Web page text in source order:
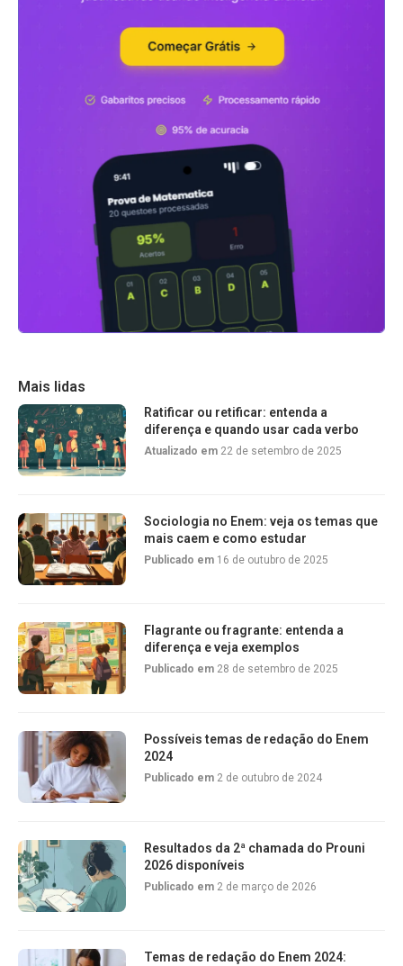
Mais lidas
Ratificar ou retificar: entenda a
diferença e quando usar cada verbo
Atualizado em 22 de setembro de 2025
Sociologia no Enem: veja os temas que
mais caem e como estudar
Publicado em 16 de outubro de 2025
Flagrante ou fragrante: entenda a
diferença e veja exemplos
Publicado em 28 de setembro de 2025
Possíveis temas de redação do Enem
2024
Publicado em 2 de outubro de 2024
Resultados da 2ª chamada do Prouni
2026 disponíveis
Publicado em 2 de março de 2026
Temas de redação do Enem 2024: